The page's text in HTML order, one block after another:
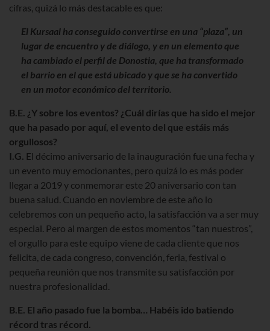
cifras, quizá lo más destacable es que:
El Kursaal ha conseguido convertirse en una “plaza”, un
lugar de encuentro y de diálogo, y en un elemento que
ha cambiado el perfil de Donostia, que ha transformado
el barrio en el que está ubicado y que se ha convertido
en un motor económico del territorio.
B.E. ¿Y sobre los eventos? ¿Cuál dirías que ha sido el mejor
que ha pasado por aquí, el evento del que estáis más
orgullosos?
I.G. El décimo aniversario de la inauguración fue una fecha y
un evento muy emocionantes, pero quizá lo es más poder
llegar a 2019 y conmemorar este 20 aniversario con tan
buena salud. Cuando en noviembre de este año lo
celebremos con un pequeño acto, la satisfacción va a ser muy
especial. Pero al margen de estos momentos “tan nuestros”,
el orgullo para este equipo viene de cada cliente que nos
felicita, de cada congreso, convención, feria, festival o
pequeña reunión que nos transmite su satisfacción por
nuestra profesionalidad.
B.E. El año pasado fue la bomba… Habéis ido batiendo
récord tras récord.